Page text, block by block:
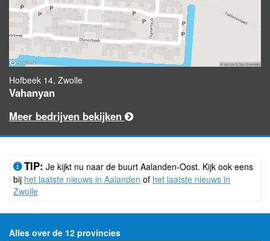
Hofbeek 14, Zwolle
Vahanyan
Meer bedrijven bekijken
TIP: Je kijkt nu naar de buurt Aalanden-Oost. Kijk ook eens
bij het laatste nieuws in Aalanden of het laatste nieuws in
Zwolle
Alles over de 12 provincies